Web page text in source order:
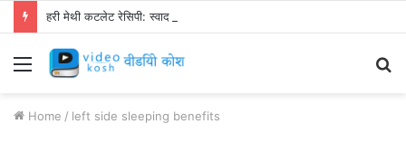
हरी मेथी कटलेट रेसिपी: स्वाद से भरपूर और स्वस्थ नाश्ता बनाएं!
Menu
Home / left side sleeping benefits